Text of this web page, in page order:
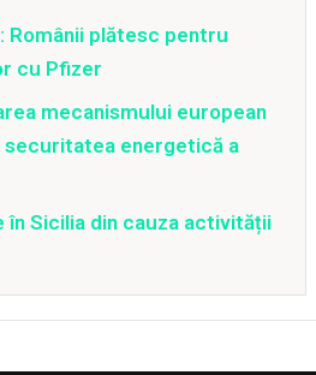
Românii plătesc pentru
cu Pfizer
mecanismului european
energetică a
Sicilia din cauza activității